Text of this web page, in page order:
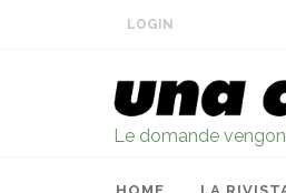
LOGIN
Le domande